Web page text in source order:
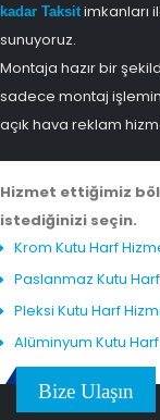
kadar Taksitimkanları
sunuyoruz.
Montaja hazır bir
sadece montaj işlemini
açık hava reklam
Hizmet ettiğimiz
istediğinizi seçin.
Krom Kutu Harf
Paslanmaz Kutu
Pleksi Kutu Harf
Alüminyum Kutu
Bize Ulaşın